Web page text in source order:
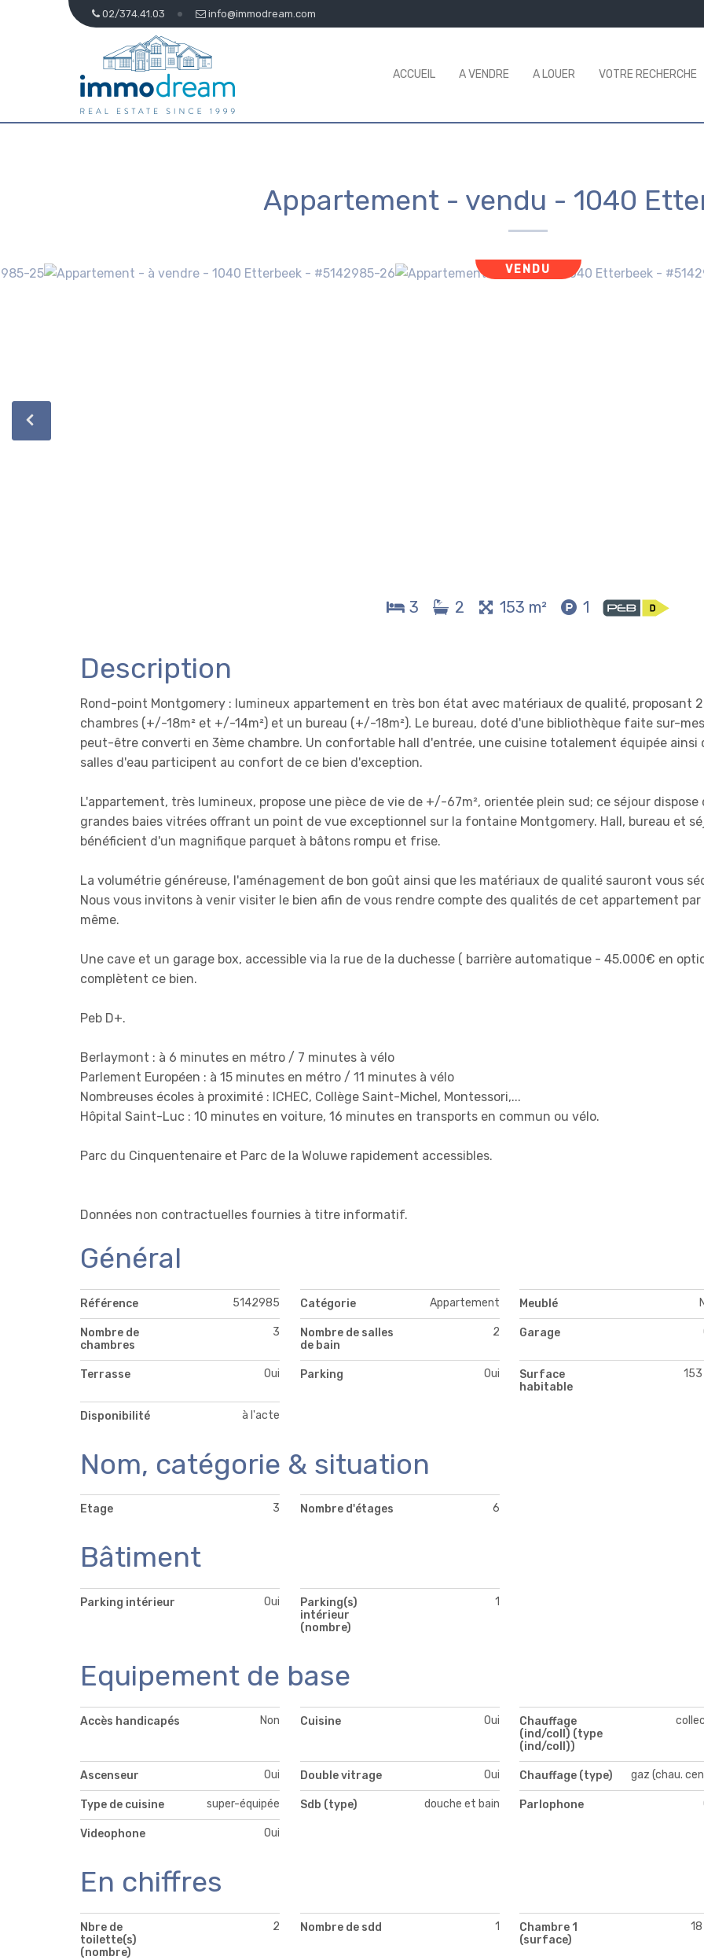
02/374.41.03 info@immodream.com
ACCUEIL A VENDRE A LOUER VOTRE RECHERCHE
Appartement - vendu - 1040
VENDU
3 2 153 m² 1
Description
Rond-point Montgomery : lumineux appartement en très bon état avec matériaux de qualité, proposant 2
chambres (+/-18m² et +/-14m²) et un bureau (+/-18m²). Le bureau, doté d'une bibliothèque faite sur-
peut-être converti en 3ème chambre. Un confortable hall d'entrée, une cuisine totalement équipée ainsi
salles d'eau participent au confort de ce bien d'exception.
L'appartement, très lumineux, propose une pièce de vie de +/-67m², orientée plein sud; ce séjour dispose
grandes baies vitrées offrant un point de vue exceptionnel sur la fontaine Montgomery. Hall, bureau et
bénéficient d'un magnifique parquet à bâtons rompu et frise.
La volumétrie généreuse, l'aménagement de bon goût ainsi que les matériaux de qualité sauront vous
Nous vous invitons à venir visiter le bien afin de vous rendre compte des qualités de cet appartement par
même.
Une cave et un garage box, accessible via la rue de la duchesse ( barrière automatique - 45.000€ en
complètent ce bien.
Peb D+.
Berlaymont : à 6 minutes en métro / 7 minutes à vélo
Parlement Européen : à 15 minutes en métro / 11 minutes à vélo
Nombreuses écoles à proximité : ICHEC, Collège Saint-Michel, Montessori,...
Hôpital Saint-Luc : 10 minutes en voiture, 16 minutes en transports en commun ou vélo.
Parc du Cinquentenaire et Parc de la Woluwe rapidement accessibles.
Données non contractuelles fournies à titre informatif.
Général
Référence 5142985 Catégorie Appartement Meublé
Nombre de
chambres
3
Nombre de salles
de bain
2 Garage
Terrasse Oui Parking Oui
Surface
habitable
153
Disponibilité à l'acte
Nom, catégorie & situation
Etage 3 Nombre d'étages 6
Bâtiment
Parking intérieur Oui
Parking(s)
intérieur
(nombre)
1
Equipement de base
Accès handicapés Non Cuisine Oui
Chauffage
(ind/coll) (type
(ind/coll))
Ascenseur Oui Double vitrage Oui Chauffage (type) gaz (chau.
Type de cuisine super-équipée Sdb (type) douche et bain Parlophone
Videophone Oui
En chiffres
Nbre de
toilette(s)
(nombre)
2 Nombre de sdd 1
Chambre 1
(surface)